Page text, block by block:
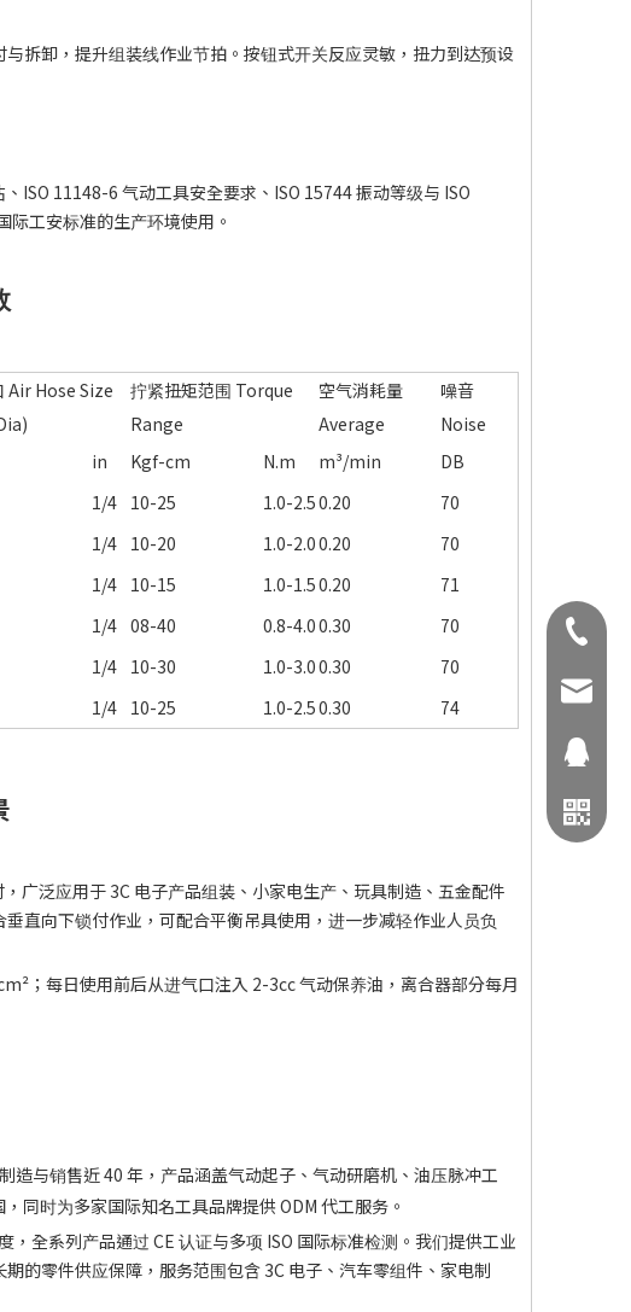
拆卸，提升组装线作业节拍。按钮式开关反应灵敏，扭力到达预设
ISO 11148-6 气动工具安全要求、ISO 15744 振动等级与 ISO
工安标准的生产环境使用。
Air Hose Size
拧紧扭矩范围 Torque
Range
空气消耗量
Average
噪音
Noise
in Kgf-cm N.m m³/min
DB
1/4 10-25 1.0-2.50.20
70
1/4 10-20 1.0-2.00.20
70
1/4 10-15 1.0-1.50.20
71
1/4 08-40 0.8-4.00.30
70
1/4 10-30 1.0-3.00.30
70
1/4 10-25 1.0-2.50.30 74
广泛应用于 3C 电子产品组装、小家电生产、玩具制造、五金配件
直向下锁付作业，可配合平衡吊具使用，进一步减轻作业人员负
；每日使用前后从进气口注入 2-3cc 气动保养油，离合器部分每月
造与销售近 40 年，产品涵盖气动起子、气动研磨机、油压脉冲工
同时为多家国际知名工具品牌提供 ODM 代工服务。
全系列产品通过 CE 认证与多项 ISO 国际标准检测。我们提供工业
的零件供应保障，服务范围包含 3C 电子、汽车零组件、家电制
02-